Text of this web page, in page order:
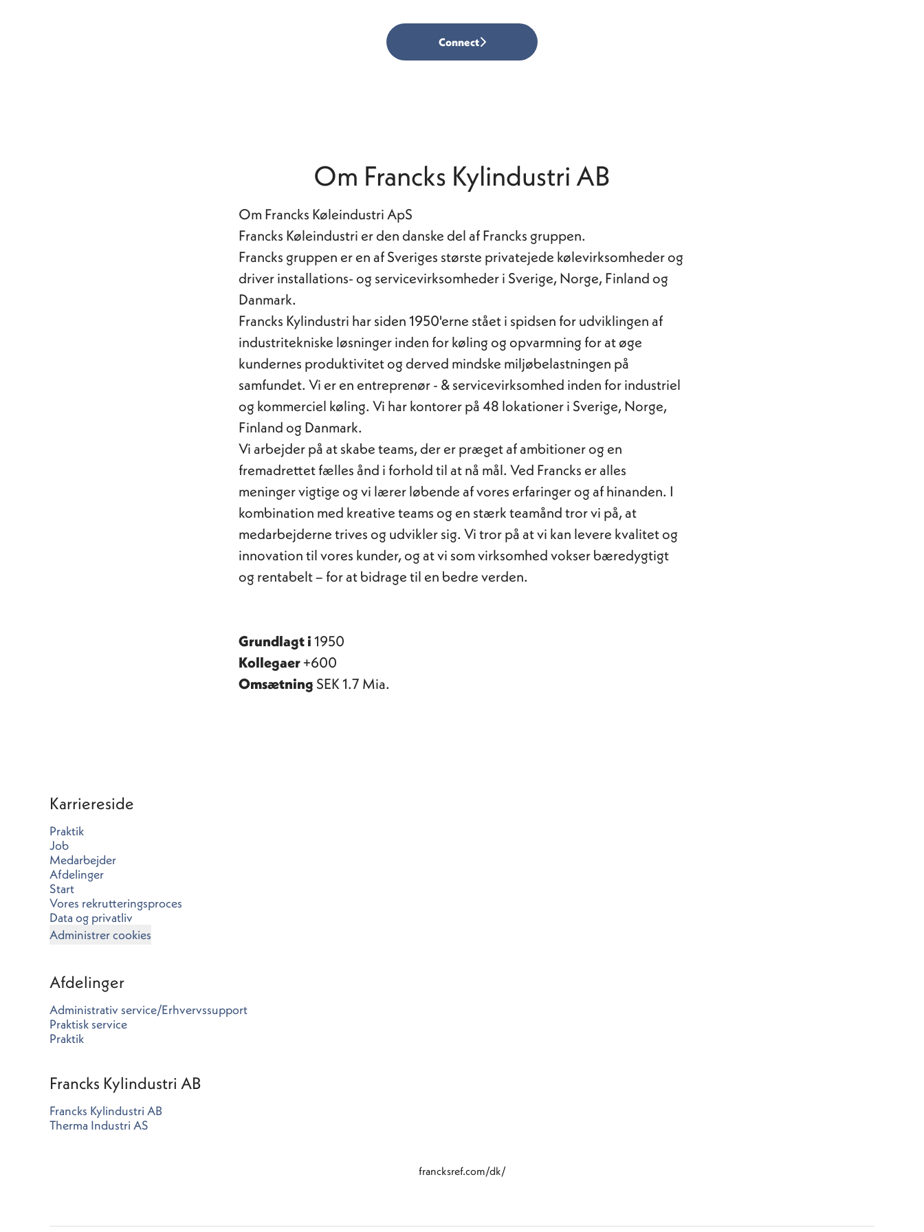
Connect
Om Francks Kylindustri AB
Om Francks Køleindustri ApS
Francks Køleindustri er den danske del af Francks gruppen.
Francks gruppen er en af Sveriges største privatejede kølevirksomheder og
driver installations- og servicevirksomheder i Sverige, Norge, Finland og
Danmark.
Francks Kylindustri har siden 1950'erne stået i spidsen for udviklingen af
industritekniske løsninger inden for køling og opvarmning for at øge
kundernes produktivitet og derved mindske miljøbelastningen på
samfundet. Vi er en entreprenør - & servicevirksomhed inden for industriel
og kommerciel køling. Vi har kontorer på 48 lokationer i Sverige, Norge,
Finland og Danmark.
Vi arbejder på at skabe teams, der er præget af ambitioner og en
fremadrettet fælles ånd i forhold til at nå mål. Ved Francks er alles
meninger vigtige og vi lærer løbende af vores erfaringer og af hinanden. I
kombination med kreative teams og en stærk teamånd tror vi på, at
medarbejderne trives og udvikler sig. Vi tror på at vi kan levere kvalitet og
innovation til vores kunder, og at vi som virksomhed vokser bæredygtigt
og rentabelt – for at bidrage til en bedre verden.
Grundlagt i1950
Kollegaer+600
Omsætning SEK 1.7 Mia.
Karriereside
Praktik
Job
Medarbejder
Afdelinger
Start
Vores rekrutteringsproces
Data og privatliv
Administrer cookies
Afdelinger
Administrativ service/Erhvervssupport
Praktisk service
Praktik
Francks Kylindustri AB
Francks Kylindustri AB
Therma Industri AS
francksref.com/dk/